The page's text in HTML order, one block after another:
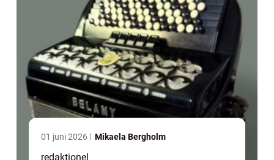
01 juni 2026 Mikaela Bergholm
redaktionel